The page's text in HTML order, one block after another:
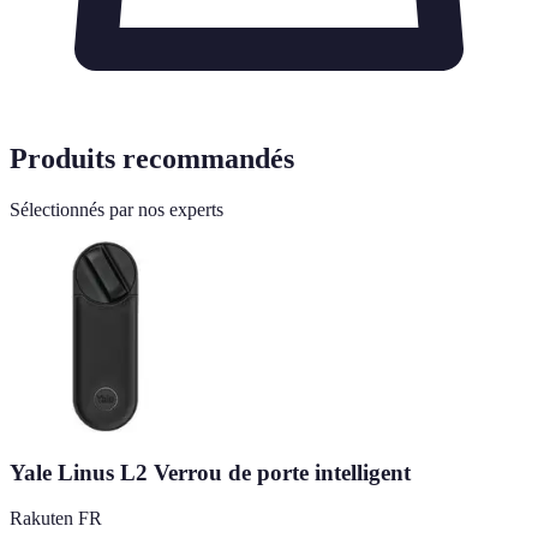
Produits recommandés
Sélectionnés par nos experts
Yale Linus L2 Verrou de porte intelligent
Rakuten FR